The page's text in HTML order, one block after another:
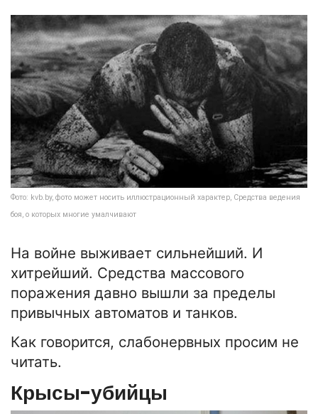
Фото: kvb.by, фото может носить иллюстрационный характер, Средства ведения
боя, о которых многие умалчивают
На войне выживает сильнейший. И
хитрейший. Средства массового
поражения давно вышли за пределы
привычных автоматов и танков.
Как говорится, слабонервных просим не
читать.
Крысы-убийцы